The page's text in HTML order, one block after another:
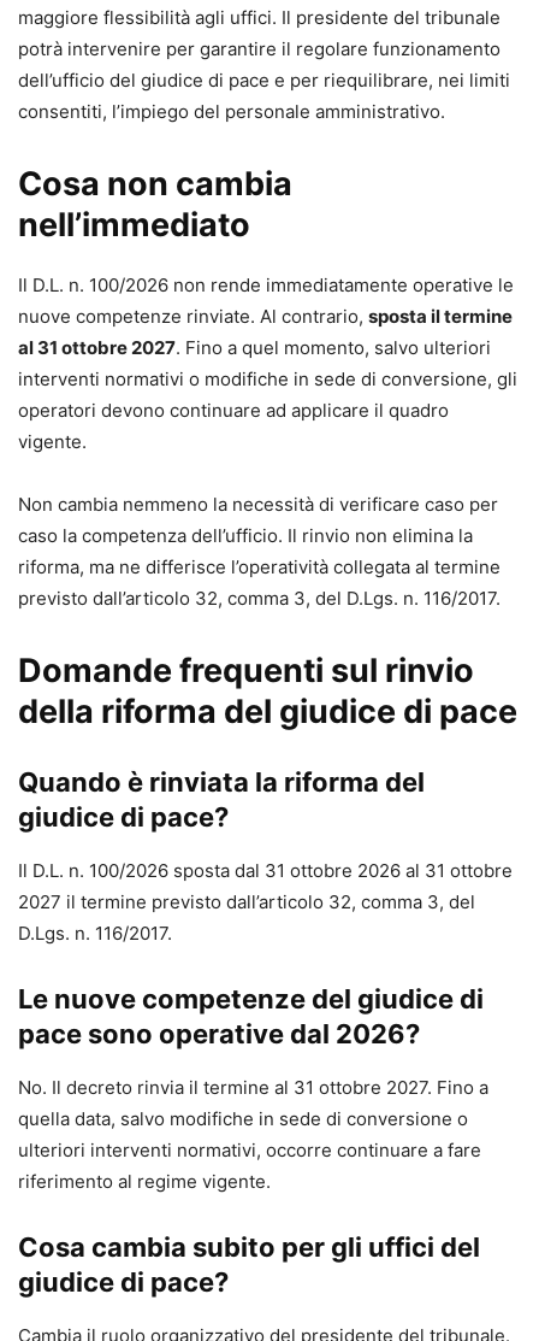
maggiore flessibilità agli uffici. Il presidente del tribunale
potrà intervenire per garantire il regolare funzionamento
dell’ufficio del giudice di pace e per riequilibrare, nei limiti
consentiti, l’impiego del personale amministrativo.
Cosa non cambia
nell’immediato
Il D.L. n. 100/2026 non rende immediatamente operative le
nuove competenze rinviate. Al contrario, sposta il termine
al 31 ottobre 2027. Fino a quel momento, salvo ulteriori
interventi normativi o modifiche in sede di conversione, gli
operatori devono continuare ad applicare il quadro
vigente.
Non cambia nemmeno la necessità di verificare caso per
caso la competenza dell’ufficio. Il rinvio non elimina la
riforma, ma ne differisce l’operatività collegata al termine
previsto dall’articolo 32, comma 3, del D.Lgs. n. 116/2017.
Domande frequenti sul rinvio
della riforma del giudice di pace
Quando è rinviata la riforma del
giudice di pace?
Il D.L. n. 100/2026 sposta dal 31 ottobre 2026 al 31 ottobre
2027 il termine previsto dall’articolo 32, comma 3, del
D.Lgs. n. 116/2017.
Le nuove competenze del giudice di
pace sono operative dal 2026?
No. Il decreto rinvia il termine al 31 ottobre 2027. Fino a
quella data, salvo modifiche in sede di conversione o
ulteriori interventi normativi, occorre continuare a fare
riferimento al regime vigente.
Cosa cambia subito per gli uffici del
giudice di pace?
Cambia il ruolo organizzativo del presidente del tribunale.